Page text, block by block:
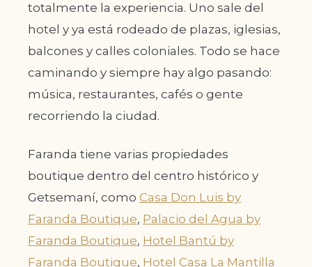
totalmente la experiencia. Uno sale del
hotel y ya está rodeado de plazas, iglesias,
balcones y calles coloniales. Todo se hace
caminando y siempre hay algo pasando:
música, restaurantes, cafés o gente
recorriendo la ciudad.
Faranda tiene varias propiedades
boutique dentro del centro histórico y
Getsemaní, como Casa Don Luis by
Faranda Boutique, Palacio del Agua by
Faranda Boutique, Hotel Bantú by
Faranda Boutique, Hotel Casa La Mantilla